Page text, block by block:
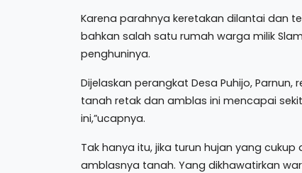
Karena parahnya keretakan dilantai dan
bahkan salah satu rumah warga milik
penghuninya.
Dijelaskan perangkat Desa Puhijo,
tanah retak dan amblas ini mencapai
ini,”ucapnya.
Tak hanya itu, jika turun hujan yang
amblasnya tanah. Yang dikhawatirkan